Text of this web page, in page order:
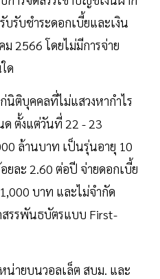
รับชำระดอกเบี้ยและเงิน
2566 โดยไม่มีการจ่าย
ด
นิติบุคคลที่ไม่แสวงหากำไร
ด ตั้งแต่วันที่ 22 - 23
ล้านบาท เป็นรุ่นอายุ 10
ละ 2.60 ต่อปี จ่ายดอกเบี้ย
บาท และไม่จำกัด
สรรพันธบัตรแบบ First-
น่ายบนวอลเล็ต สบม. และ